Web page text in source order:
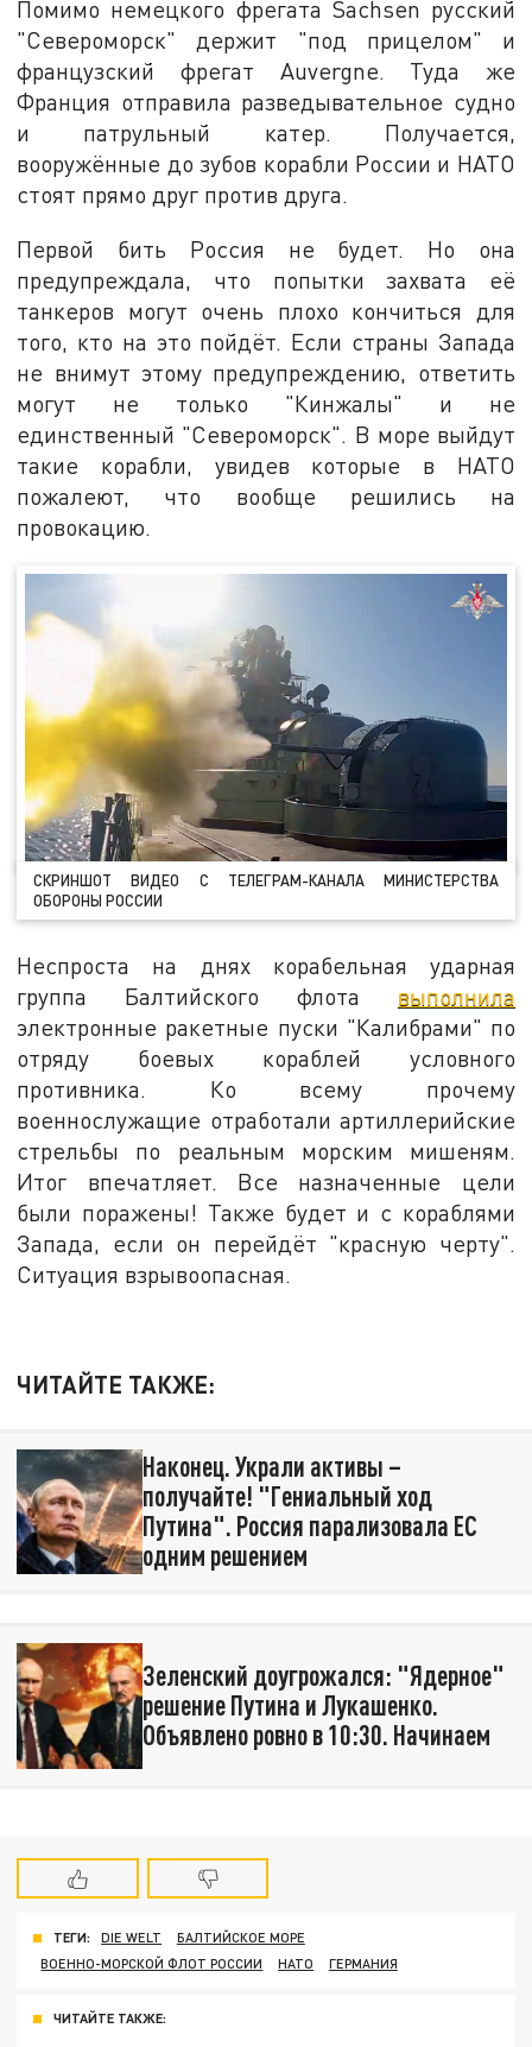
Помимо немецкого фрегата Sachsen русский
"Североморск" держит "под прицелом" и
французский фрегат Auvergne. Туда же
Франция отправила разведывательное судно
и патрульный катер. Получается,
вооружённые до зубов корабли России и НАТО
стоят прямо друг против друга.
Первой бить Россия не будет. Но она
предупреждала, что попытки захвата её
танкеров могут очень плохо кончиться для
того, кто на это пойдёт. Если страны Запада
не внимут этому предупреждению, ответить
могут не только "Кинжалы" и не
единственный "Североморск". В море выйдут
такие корабли, увидев которые в НАТО
пожалеют, что вообще решились на
провокацию.
СКРИНШОТ ВИДЕО С ТЕЛЕГРАМ-КАНАЛА МИНИСТЕРСТВА
ОБОРОНЫ РОССИИ
Неспроста на днях корабельная ударная
группа Балтийского флота выполнила
электронные ракетные пуски "Калибрами" по
отряду боевых кораблей условного
противника. Ко всему прочему
военнослужащие отработали артиллерийские
стрельбы по реальным морским мишеням.
Итог впечатляет. Все назначенные цели
были поражены! Также будет и с кораблями
Запада, если он перейдёт "красную черту".
Ситуация взрывоопасная.
ЧИТАЙТЕ ТАКЖЕ:
Наконец. Украли активы –
получайте! "Гениальный ход
Путина". Россия парализовала ЕС
одним решением
Зеленский доугрожался: "Ядерное"
решение Путина и Лукашенко.
Объявлено ровно в 10:30. Начинаем
ТЕГИ: DIE WELT
БАЛТИЙСКОЕ МОРЕ
ВОЕННО-МОРСКОЙ ФЛОТ РОССИИ
НАТО ГЕРМАНИЯ
ЧИТАЙТЕ ТАКЖЕ: